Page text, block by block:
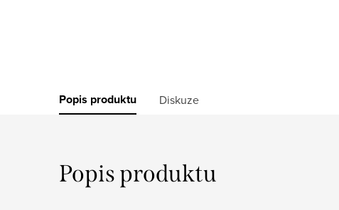
Popis produktu Diskuze
Popis produktu